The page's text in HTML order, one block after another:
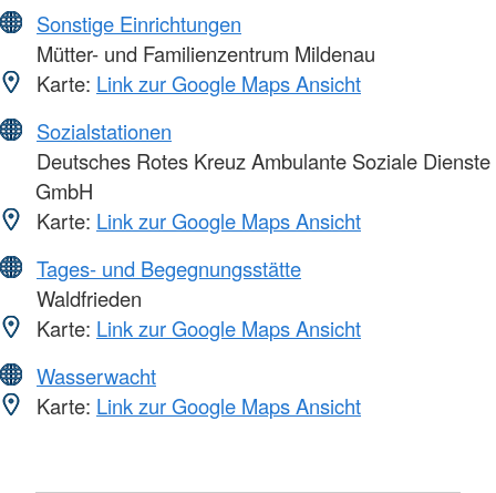
Sonstige Einrichtungen
Mütter- und Familienzentrum Mildenau
Karte: Link zur Google Maps Ansicht
Sozialstationen
Deutsches Rotes Kreuz Ambulante Soziale Dienste
GmbH
Karte: Link zur Google Maps Ansicht
Tages- und Begegnungsstätte
Waldfrieden
Karte: Link zur Google Maps Ansicht
Wasserwacht
Karte: Link zur Google Maps Ansicht